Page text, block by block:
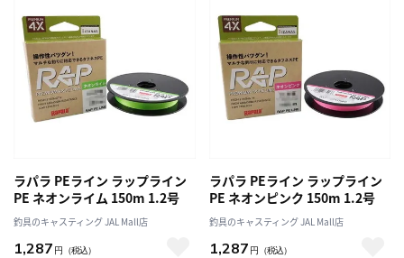
ラパラ PEライン ラップライン
PE ネオンライム 150m 1.2号
釣具のキャスティング JAL Mall店
1,287 円 （税込）
ラパラ PEライン ラップライン
PE ネオンピンク 150m 1.2号
釣具のキャスティング JAL Mall店
1,287 円 （税込）